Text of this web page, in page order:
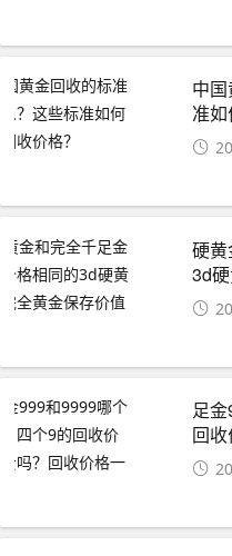
中
准如
硬
3d
足
回收